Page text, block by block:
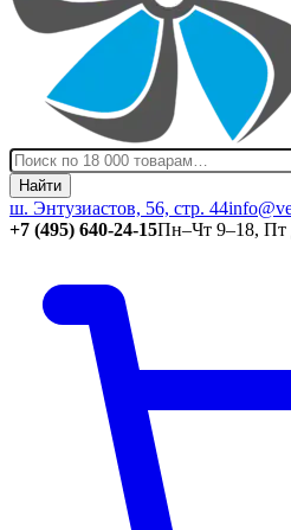
Найти
ш. Энтузиастов, 56, стр. 44
+7 (495) 640-24-15Пн–Чт 9–18, Пт